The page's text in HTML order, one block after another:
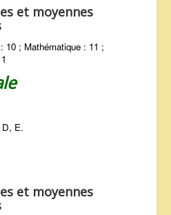
et moyennes
10 ; Mathématique : 11 ;
D, E.
et moyennes